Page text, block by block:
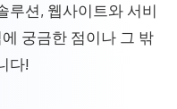
루션, 웹사이트와 서비
궁금한 점이나 그 밖
다!